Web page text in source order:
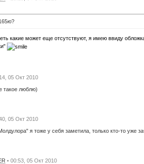
какие может еще отсутствуют, я имею ввиду
05 Окт 2010
такое люблю)
05 Окт 2010
я тоже у себя заметила, только кто-то уже
• 00:53, 05 Окт 2010